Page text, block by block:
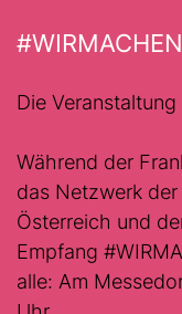
Die
Während der
das Netzwerk
Österreich und
Empfang
alle: Am